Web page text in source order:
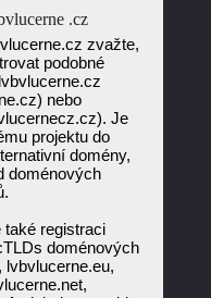
.cz
zvažte,
podobné
nebo
Je
projektu do
domény,
doménových
registraci
doménových
lvbvlucerne.eu,